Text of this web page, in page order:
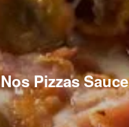
Nos Pizzas Sauce